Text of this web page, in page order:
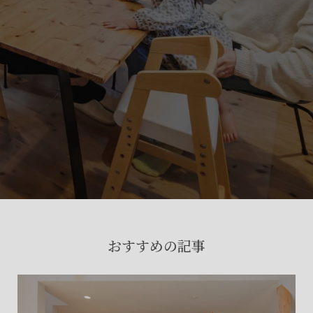
おすすめの記事
プライバシーポリシー
賃貸管理サイトはこちら
会社に関することや物件についての
お問い合わせはこちらから
土地の活用・賃貸経営に関する
ご相談はこちら